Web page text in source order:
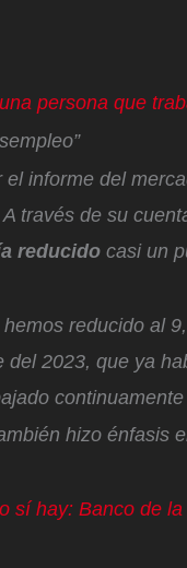
persona que
el informe del
través de su
reducido casi un
hemos reducido al
del 2023, que ya
hizo énfasis
sí hay: Banco de